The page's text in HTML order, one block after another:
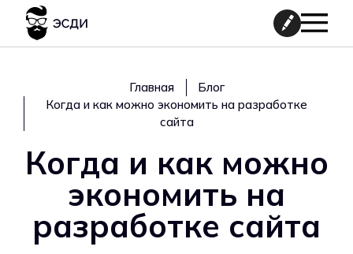
Главная
Блог
Когда и как можно экономить на разработке
сайта
Когда и как можно
экономить на
разработке сайта